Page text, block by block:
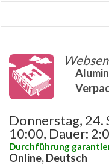
Donnerstag,
10:00, Dauer:
Durchführung
Online, Deutsch